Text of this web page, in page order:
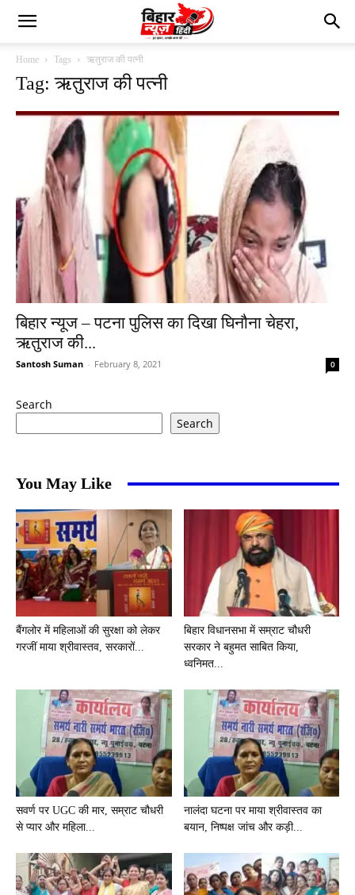
Home Tags ऋतुराज की पत्नी
Tag: ऋतुराज की पत्नी
बिहार न्यूज – पटना पुलिस का दिखा घिनौना चेहरा,
ऋतुराज की...
Santosh Suman - February 8, 2021 0
Search
Search
You May Like
बैंगलोर में महिलाओं की सुरक्षा को लेकर
गरजीं माया श्रीवास्तव, सरकारों...
बिहार विधानसभा में सम्राट चौधरी
सरकार ने बहुमत साबित किया,
ध्वनिमत...
सवर्ण पर UGC की मार, सम्राट चौधरी
से प्यार और महिला...
नालंदा घटना पर माया श्रीवास्तव का
बयान, निष्पक्ष जांच और कड़ी...